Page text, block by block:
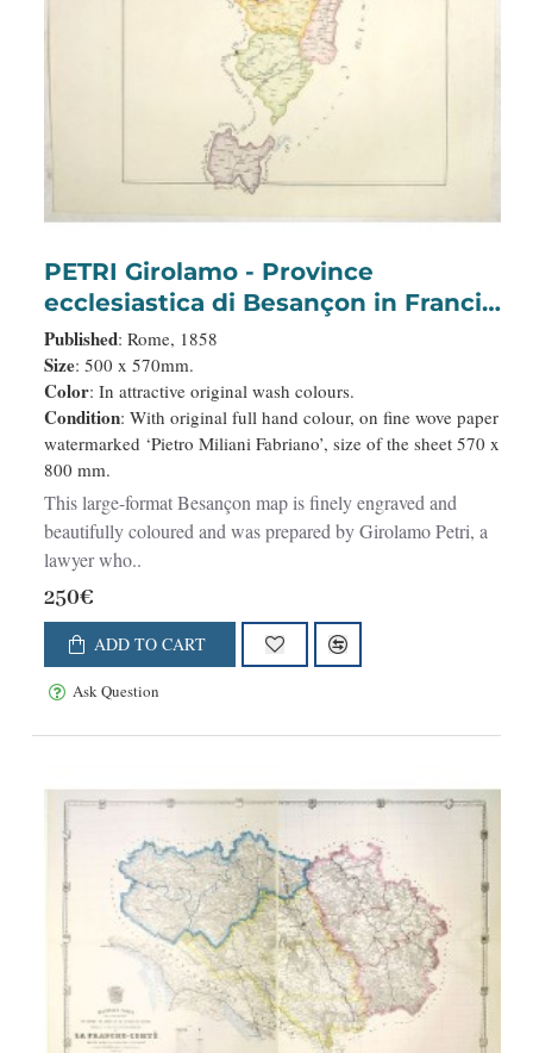
PETRI Girolamo - Province
ecclesiastica di Besançon in Francia
(Tav LVI)
Published: Rome, 1858
Size: 500 x 570mm.
Color: In attractive original wash colours.
Condition: With original full hand colour, on fine wove paper
watermarked ‘Pietro Miliani Fabriano’, size of the sheet 570 x
800 mm.
This large-format Besançon map is finely engraved and
beautifully coloured and was prepared by Girolamo Petri, a
lawyer who..
250€
ADD TO CART
Ask Question